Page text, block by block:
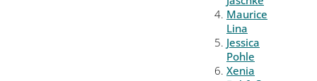
Maurice
Lina
Jessica
Pohle
Xenia